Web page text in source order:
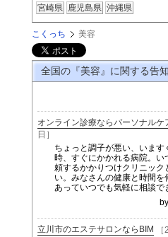
宮崎県 鹿児島県 沖縄県
こくっち 美容
全国の『美容』に関する告知
オンライン診療ならパーソナルケ
日］
ちょっと調子が悪い、います
時、すぐにかかれる病院。い
頼するかかりつけクリニック
い。みなさんの健康と時間を
あっていつでも気軽に相談で
by
立川市のエステサロンならBIM